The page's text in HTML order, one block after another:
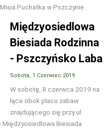
Puchatka w Pszczynie.
Międzyosiedlowa
Biesiada Rodzinna
- Pszczyńsko Laba
Sobota, 1 Czerwiec 2019
W sobotę, 8 czerwca 2019 na
łące obok placu zabaw
znajdującego się przy ul.
Biesiada